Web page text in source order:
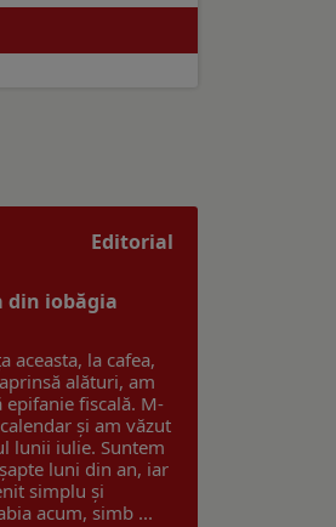
Editorial
din iobăgia
aceasta, la cafea,
alături, am
epifanie fiscală. M-
și am văzut
lunii iulie. Suntem
luni din an, iar
simplu și
acum, simb ...